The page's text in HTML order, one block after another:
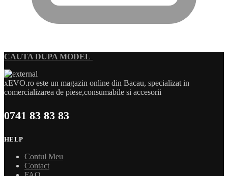
CAUTA DUPA MODEL
xEVO.ro este un magazin online din Bacau, specializat in
comercializarea de piese,consumabile si accesorii
0741 83 83 83
HELP
Contul Meu
Contact